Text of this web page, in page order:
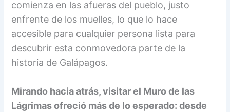
comienza en las afueras del pueblo, justo
enfrente de los muelles, lo que lo hace
accesible para cualquier persona lista para
descubrir esta conmovedora parte de la
historia de Galápagos.
Mirando hacia atrás, visitar el Muro de las
Lágrimas ofreció más de lo esperado: desde